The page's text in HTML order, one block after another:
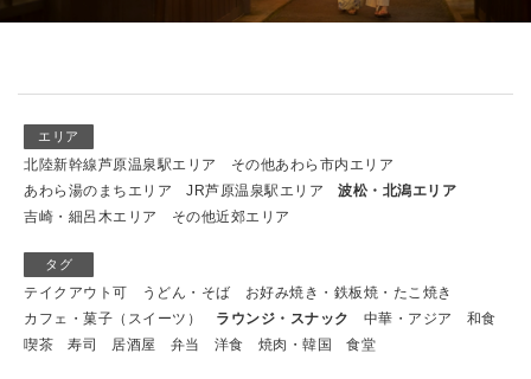
エリア
北陸新幹線芦原温泉駅エリア
その他あわら市内エリア
あわら湯のまちエリア
JR芦原温泉駅エリア
波松・北潟エリア
吉崎・細呂木エリア
その他近郊エリア
タグ
テイクアウト可 うどん・そば
お好み焼き・鉄板焼・たこ焼き
カフェ・菓子（スイーツ）
ラウンジ・スナック 中華・アジア
和食
喫茶
寿司 居酒屋 弁当 洋食 焼肉・韓国 食堂